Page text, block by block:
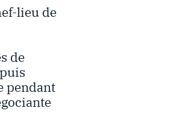
lieu de
de
pendant